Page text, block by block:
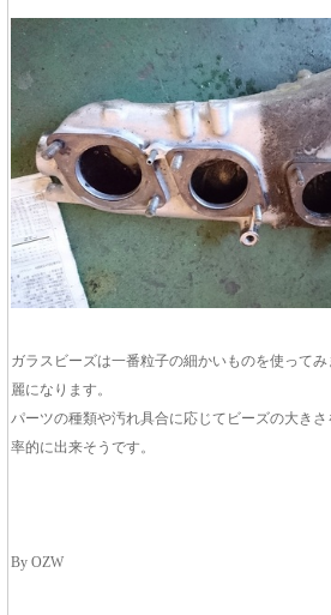
ガラスビーズは一番粒子の細かいものを使って
麗になります。
パーツの種類や汚れ具合に応じてビーズの大き
率的に出来そうです。
By OZW